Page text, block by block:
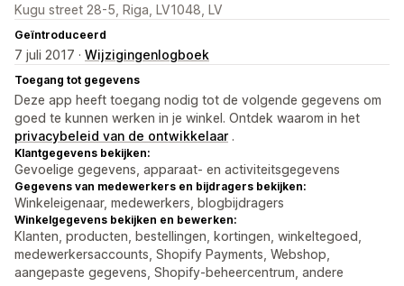
Kugu street 28-5, Riga, LV1048, LV
Geïntroduceerd
7 juli 2017 · Wijzigingenlogboek
Toegang tot gegevens
Deze app heeft toegang nodig tot de volgende gegevens om
goed te kunnen werken in je winkel. Ontdek waarom in het
privacybeleid van de ontwikkelaar .
Klantgegevens bekijken:
Gevoelige gegevens, apparaat- en activiteitsgegevens
Gegevens van medewerkers en bijdragers bekijken:
Winkeleigenaar, medewerkers, blogbijdragers
Winkelgegevens bekijken en bewerken:
Klanten, producten, bestellingen, kortingen, winkeltegoed,
medewerkersaccounts, Shopify Payments, Webshop,
aangepaste gegevens, Shopify-beheercentrum, andere